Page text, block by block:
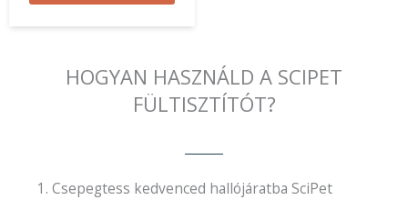
HOGYAN HASZNÁLD A SCIPET
FÜLTISZTÍTÓT?
Csepegtess kedvenced hallójáratba SciPet